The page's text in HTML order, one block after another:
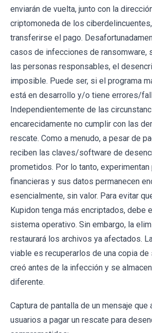
enviarán de vuelta, junto con la
criptomoneda de los
transferirse el pago.
casos de infecciones de ransomware,
las personas responsables, el
imposible. Puede ser, si el programa
está en desarrollo y/o tiene errores/
Independientemente de las
encarecidamente no cumplir con las
rescate. Como a menudo, a pesar de
reciben las claves/software de
prometidos. Por lo tanto, experimentan
financieras y sus datos permanecen
esencialmente, sin valor. Para evitar
Kupidon tenga más encriptados, debe
sistema operativo. Sin embargo, la
restaurará los archivos ya afectados.
viable es recuperarlos de una copia
creó antes de la infección y se
diferente.
Captura de pantalla de un mensaje que
usuarios a pagar un rescate para